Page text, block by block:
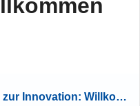
Von Science-Fiction zur Innovation: Willkommen im Jahr 2040!